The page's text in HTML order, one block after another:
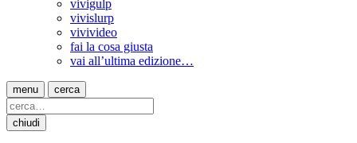
vivigulp
vivislurp
vivivideo
fai la cosa giusta
vai all’ultima edizione…
menu cerca
chiudi